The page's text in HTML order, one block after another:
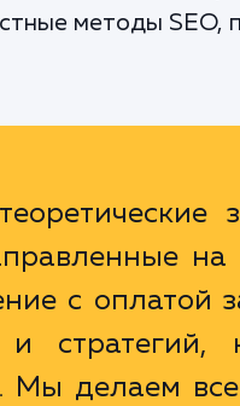
методы SEO,
на
с оплатой
и стратегий,
Мы делаем